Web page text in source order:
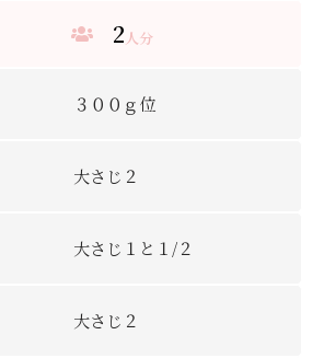
2人分
３００ｇ位
大さじ２
大さじ１と１/２
大さじ２